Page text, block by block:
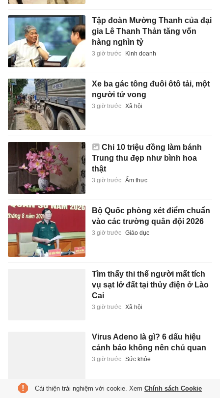
Tập đoàn Mường Thanh của đại
gia Lê Thanh Thản tăng vốn
hàng nghìn tỷ
3 giờ trước Kinh doanh
Xe ba gác tông đuôi ôtô tải, một
người tử vong
3 giờ trước Xã hội
Chi 10 triệu đồng làm bánh
Trung thu đẹp như bình hoa
thật
3 giờ trước Ẩm thực
Bộ Quốc phòng xét điểm chuẩn
vào các trường quân đội 2026
3 giờ trước Giáo dục
Tìm thấy thi thể người mất tích
vụ sạt lở đất tại thủy điện ở Lào
Cai
3 giờ trước Xã hội
Virus Adeno là gì? 6 dấu hiệu
cảnh báo không nên chủ quan
3 giờ trước Sức khỏe
Cải thiện trải nghiệm với cookie. Xem Chính sách Cookie